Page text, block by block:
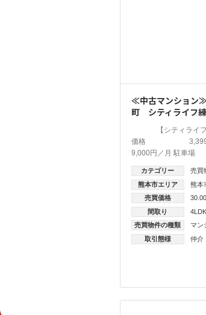
≪中古マンション
町 シティライフ
【シティライフ
価格 3,399
9,000円／月 駐
カテゴリー
売買
熊本市エリア
熊本
売買価格
間取り
売買物件の種類
マン
取引態様
仲介